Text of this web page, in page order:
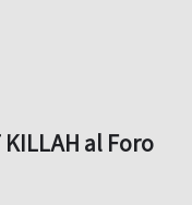
al Foro